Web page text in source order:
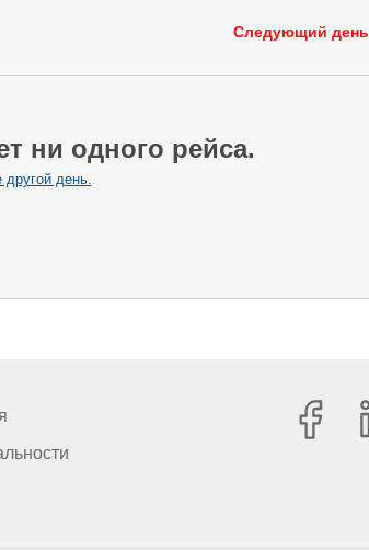
Следующий день
ни одного рейса.
другой день.